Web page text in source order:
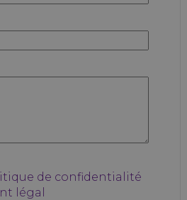
de confidentialité
légal